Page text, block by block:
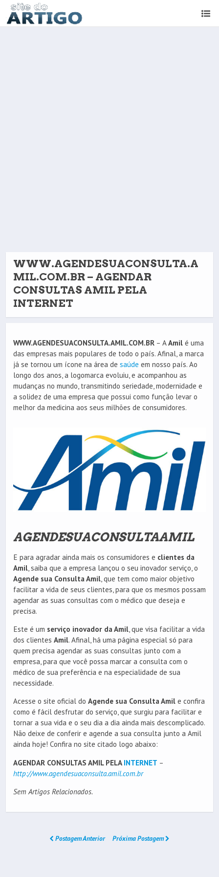
WWW.AGENDESUACONSULTA.A
MIL.COM.BR – AGENDAR
CONSULTAS AMIL PELA
INTERNET
WWW.AGENDESUACONSULTA.AMIL.COM.BR – AAmil é uma
das empresas mais populares de todo o país. Afinal, a marca
já se tornou um ícone na área de saúde em nosso país. Ao
longo dos anos, a logomarca evoluiu, e acompanhou as
mudanças no mundo, transmitindo seriedade, modernidade e
a solidez de uma empresa que possui como função levar o
melhor da medicina aos seus milhões de consumidores.
AGENDESUACONSULTAAMIL
E para agradar ainda mais os consumidores e clientes da
Amil, saiba que a empresa lançou o seu inovador serviço, o
Agende sua Consulta Amil, que tem como maior objetivo
facilitar a vida de seus clientes, para que os mesmos possam
agendar as suas consultas com o médico que deseja e
precisa.
Este é um serviço inovador da Amil, que visa facilitar a vida
dos clientes Amil. Afinal, há uma página especial só para
quem precisa agendar as suas consultas junto com a
empresa, para que você possa marcar a consulta com o
médico de sua preferência e na especialidade de sua
necessidade.
Acesse o site oficial do Agende sua Consulta Amil e confira
como é fácil desfrutar do serviço, que surgiu para facilitar e
tornar a sua vida e o seu dia a dia ainda mais descomplicado.
Não deixe de conferir e agende a sua consulta junto a Amil
ainda hoje! Confira no site citado logo abaixo:
AGENDAR CONSULTAS AMIL PELA INTERNET –
http://www.agendesuaconsulta.amil.com.br
Sem Artigos Relacionados.
Postagem Anterior Próxima Postagem